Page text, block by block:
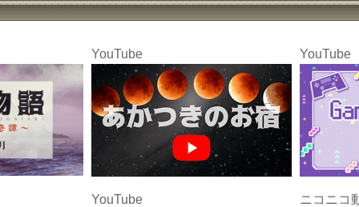
YouTube
YouTube
YouTube
ニコニコ